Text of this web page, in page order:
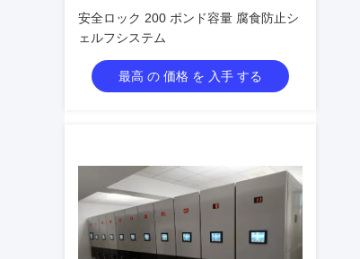
安全ロック 200 ポンド容量 腐食防止シ
ェルフシステム
最高 の 価格 を 入手 する